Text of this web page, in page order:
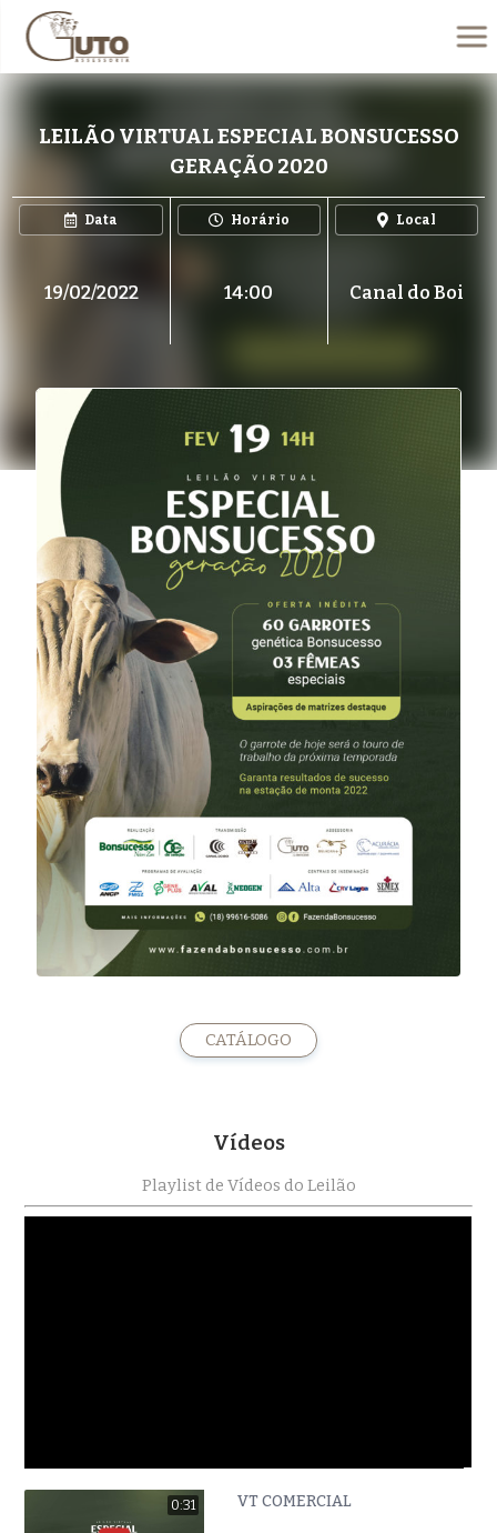
LEILÃO VIRTUAL ESPECIAL BONSUCESSO
GERAÇÃO 2020
Data
19/02/2022
Horário
14:00
Local
Canal do Boi
CATÁLOGO
Vídeos
Playlist de Vídeos do Leilão
0:31 VT COMERCIAL